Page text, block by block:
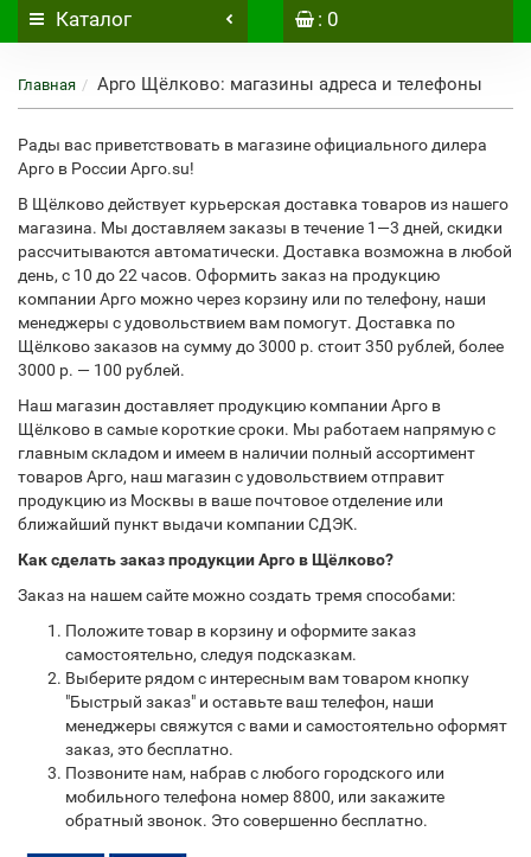
Каталог : 0
Главная Арго Щёлково: магазины адреса и телефоны
Рады вас приветствовать в магазине официального дилера
Арго в России Арго.su!
В Щёлково действует курьерская доставка товаров из нашего
магазина. Мы доставляем заказы в течение 1—3 дней, скидки
рассчитываются автоматически. Доставка возможна в любой
день, с 10 до 22 часов. Оформить заказ на продукцию
компании Арго можно через корзину или по телефону, наши
менеджеры с удовольствием вам помогут. Доставка по
Щёлково заказов на сумму до 3000 р. стоит 350 рублей, более
3000 р. — 100 рублей.
Наш магазин доставляет продукцию компании Арго в
Щёлково в самые короткие сроки. Мы работаем напрямую с
главным складом и имеем в наличии полный ассортимент
товаров Арго, наш магазин с удовольствием отправит
продукцию из Москвы в ваше почтовое отделение или
ближайший пункт выдачи компании СДЭК.
Как сделать заказ продукции Арго в Щёлково?
Заказ на нашем сайте можно создать тремя способами:
Положите товар в корзину и оформите заказ
самостоятельно, следуя подсказкам.
Выберите рядом с интересным вам товаром кнопку
"Быстрый заказ" и оставьте ваш телефон, наши
менеджеры свяжутся с вами и самостоятельно оформят
заказ, это бесплатно.
Позвоните нам, набрав с любого городского или
мобильного телефона номер 8800, или закажите
обратный звонок. Это совершенно бесплатно.